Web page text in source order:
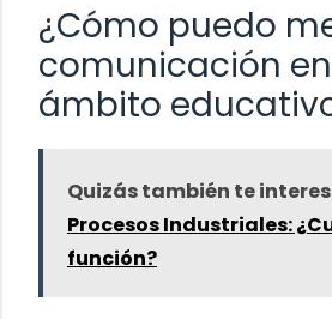
¿Cómo puedo
comunicación
ámbito
Quizás también te
Procesos Industriales:
función?